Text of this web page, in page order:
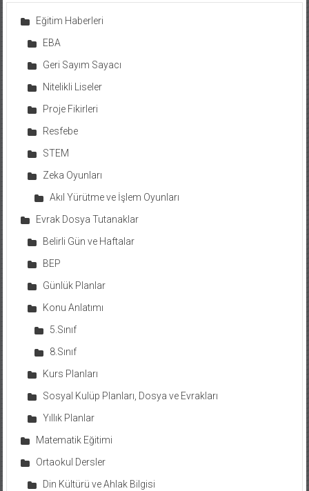
Eğitim Haberleri
EBA
Geri Sayım Sayacı
Nitelikli Liseler
Proje Fikirleri
Resfebe
STEM
Zeka Oyunları
Akıl Yürütme ve İşlem Oyunları
Evrak Dosya Tutanaklar
Belirli Gün ve Haftalar
BEP
Günlük Planlar
Konu Anlatımı
5.Sınıf
8.Sınıf
Kurs Planları
Sosyal Kulüp Planları, Dosya ve Evrakları
Yıllık Planlar
Matematik Eğitimi
Ortaokul Dersler
Din Kültürü ve Ahlak Bilgisi